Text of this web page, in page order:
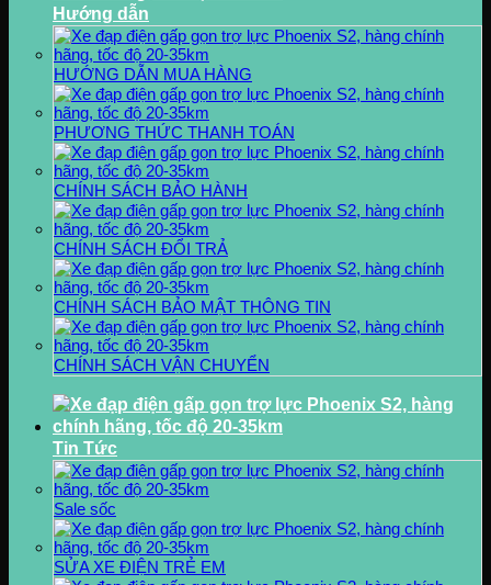
Hướng dẫn
HƯỚNG DẪN MUA HÀNG
PHƯƠNG THỨC THANH TOÁN
CHÍNH SÁCH BẢO HÀNH
CHÍNH SÁCH ĐỔI TRẢ
CHÍNH SÁCH BẢO MẬT THÔNG TIN
CHÍNH SÁCH VẬN CHUYỂN
Tin Tức
Sale sốc
SỬA XE ĐIỆN TRẺ EM